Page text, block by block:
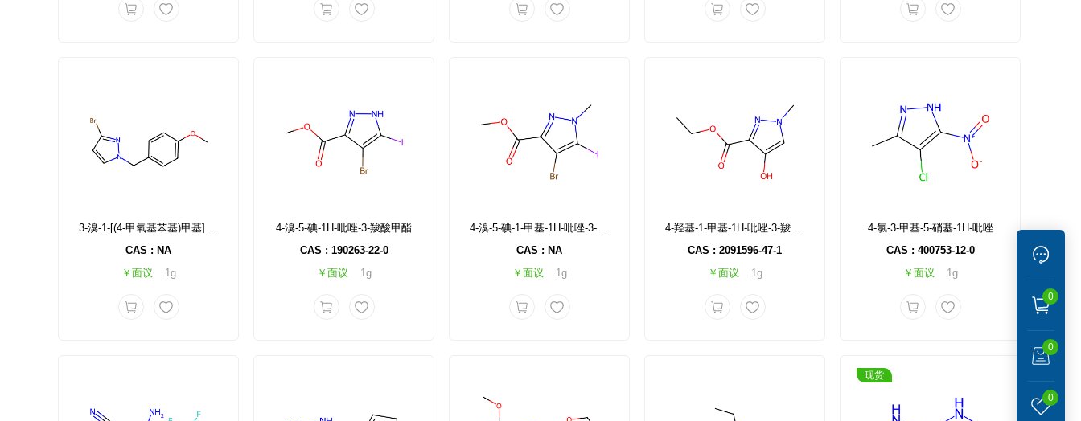
0
0
0
3-溴-1-[(4-甲氧基苯基)甲基]-1H-吡唑
CAS : NA
￥面议
1g
4-溴-5-碘-1H-吡唑-3-羧酸甲酯
CAS : 190263-22-0
￥面议
1g
4-溴-5-碘-1-甲基-1H-吡唑-3-羧酸甲酯
CAS : NA
￥面议
1g
4-羟基-1-甲基-1H-吡唑-3-羧酸乙酯
CAS : 2091596-47-1
￥面议
1g
4-氯-3-甲基-5-硝基-1H-吡唑
CAS : 400753-12-0
￥面议
1g
现货